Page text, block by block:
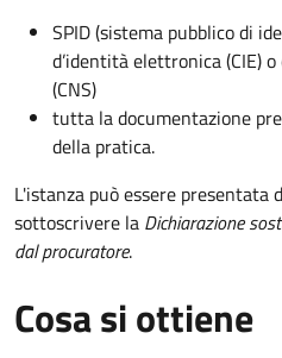
SPID (sistema pubblico di
d’identità elettronica (CIE)
(CNS)
tutta la documentazione
della pratica.
L'istanza può essere presentata
sottoscrivere la Dichiarazione
dal procuratore.
Cosa si ottiene